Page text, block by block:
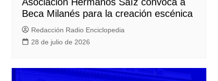
Beca Milanés para la creación escénica
Redacción Radio Enciclopedia
28 de julio de 2026